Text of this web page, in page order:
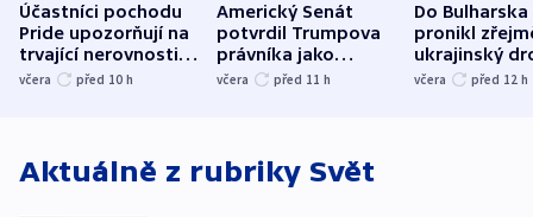
Účastníci pochodu
Pride upozorňují na
trvající nerovnosti i
společenskou
včera před 10 h
Americký Senát
potvrdil Trumpova
právníka jako
ministra
včera před 11 h
Do Bulharska
pronikl
ukrajinský
explodoval
včera před 12 h
Aktuálně z rubriky Svět